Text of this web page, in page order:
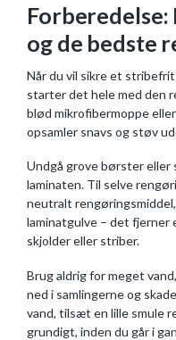
og de bedste
Når du vil sikre et
starter det hele med den
blød mikrofibermoppe
opsamler snavs og støv
Undgå grove børster eller
laminaten. Til selve
neutralt
laminatgulve – det
skjolder eller striber.
Brug aldrig for meget
ned i samlingerne og
vand, tilsæt en lille smule
grundigt, inden du går i